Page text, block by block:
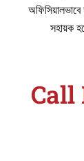
সহায়ক
Call